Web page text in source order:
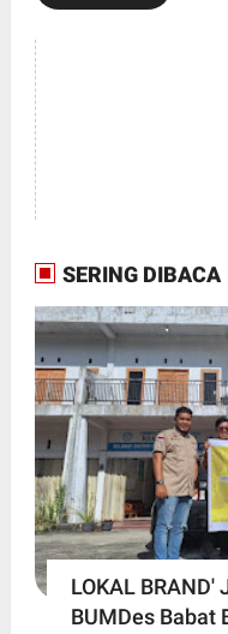
SERING DIBACA
LOKAL
BUMDes Babat